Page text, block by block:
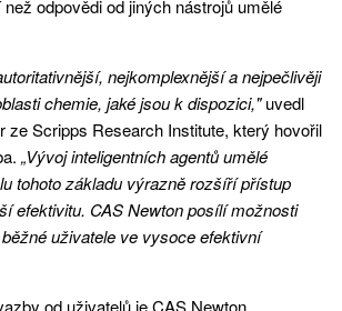
odpovědi od jiných nástrojů umělé
nejkomplexnější a nejpečlivěji
chemie, jaké jsou k dispozici,"uvedl
ze Scripps Research Institute, který hovořil
„Vývoj inteligentních agentů umělé
tohoto základu výrazně rozšíří přístup
efektivitu. CAS Newton posílí možnosti
uživatele ve vysoce efektivní
od uživatelů je CAS Newton